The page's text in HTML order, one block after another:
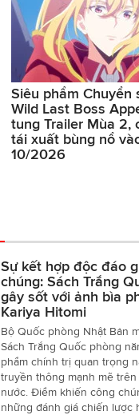
Siêu phẩm Chuyển
Wild Last Boss
tung Trailer Mùa 2,
tái xuất bùng nổ
10/2026
Sự kết hợp độc đáo
chúng: Sách Trắng
gây sốt với ảnh bìa
Kariya Hitomi
Bộ Quốc phòng Nhật Bản
Sách Trắng Quốc phòng
phẩm chính trị quan trọng
truyền thông mạnh mẽ
nước. Điểm khiến công
những đánh giá chiến lược